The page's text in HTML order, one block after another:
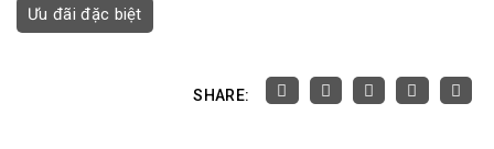
Ưu đãi đặc biệt
SHARE: